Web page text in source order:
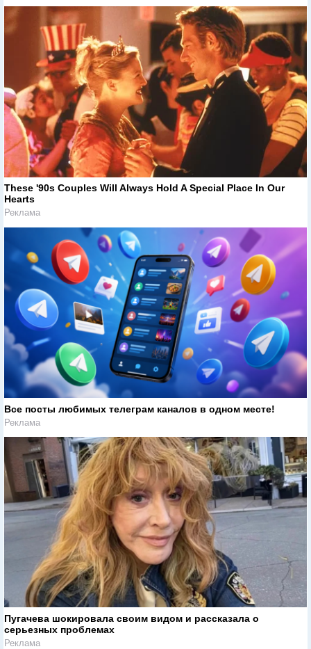
These '90s Couples Will Always Hold A Special Place In Our
Hearts
Реклама
Все посты любимых телеграм каналов в одном месте!
Реклама
Пугачева шокировала своим видом и рассказала о
серьезных проблемах
Реклама